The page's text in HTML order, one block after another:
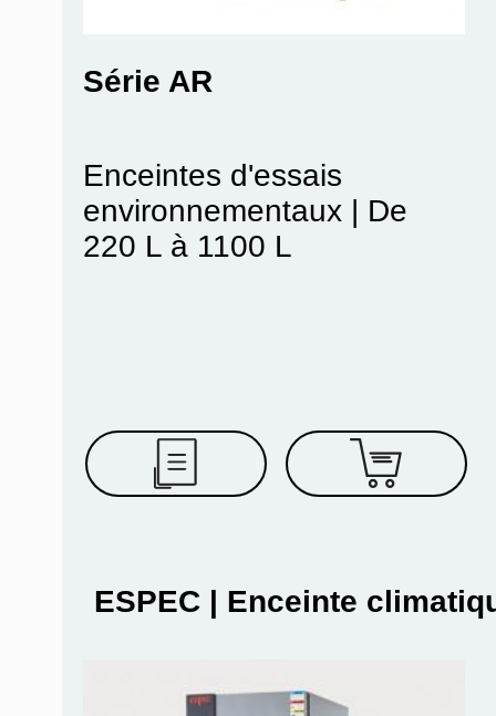
Série AR
Enceintes d'essais
environnementaux | De
220 L à 1100 L
ESPEC | Enceinte